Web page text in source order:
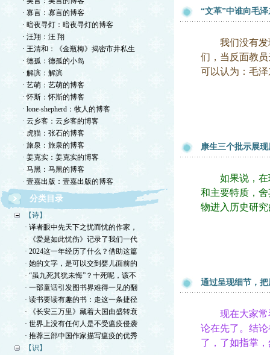
· 寡言：寡言的博客
· 暗夜寻灯：暗夜寻灯的博客
· 汪翔：汪 翔
· 王清和：《金瓶梅》揭密市井私生
· 德孤：德孤的小岛
· 解滨：解滨
· 艺萌：艺萌的博客
· 怀斯：怀斯的博客
· lone-shepherd：牧人的博客
· 云乡客：云乡客的博客
· 虎猫：张石的博客
· 旅泉：旅泉的博客
· 姜克实：姜克实的博客
· 马黑：马黑的博客
· 壹嘉出版：壹嘉出版的博客
分类目录
【诗】
· 译者眼中先天下之忧而忧的作家，
· 《爱是如此忧伤》记录了我们一代
· 2024这一年经历了什么？借助这篇
· 她的文字，是可以交到婴儿面前的
· “虽九死其犹未悔”？十死呢，该不
· 一部童话引发图书界难得一见的翻
· 读书要读有趣的书：走这一条捷径
· 《长安三万里》藏着大国由盛转衰
· 世界上没有任何人是不受瘟疫侵袭
· 推荐三部中国作家描写瘟疫的优秀
【识】
“文革”中谁向毛
我们没有发现
们，当反面教
可以认为：毛
康生三个批示展
如果说，在现
和主要特质，
物进入历史研
通过呈现细节，
现在大家常看
论在先了。结
了，了如指掌